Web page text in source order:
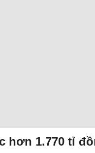
hơn 1.770 tỉ